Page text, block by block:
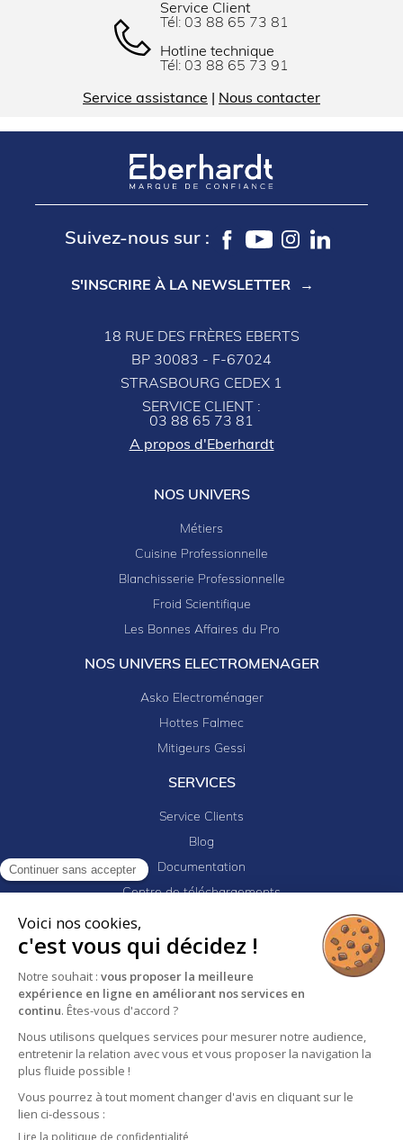
Continuer sans accepter
Voici nos cookies,
c'est vous qui décidez !
Notre souhait : vous proposer la meilleure
expérience en ligne en améliorant nos services en
continu. Êtes-vous d'accord ?
Nous utilisons quelques services pour mesurer notre audience,
entretenir la relation avec vous et vous proposer la navigation la
plus fluide possible !
Vous pourrez à tout moment changer d'avis en cliquant sur le
lien ci-dessous :
Lire la politique de confidentialité
Service Client
Tél: 03 88 65 73 81
Hotline technique
Tél: 03 88 65 73 91
Service assistance Nous contacter
Suivez-nous sur :
S'INSCRIRE À LA NEWSLETTER
18 RUE DES FRÈRES EBERTS
BP 30083 - F-67024
STRASBOURG CEDEX 1
SERVICE CLIENT :
03 88 65 73 81
A propos d'Eberhardt
NOS UNIVERS
Métiers
Cuisine Professionnelle
Blanchisserie Professionnelle
Froid Scientifique
Les Bonnes Affaires du Pro
NOS UNIVERS ELECTROMENAGER
Asko Electroménager
Hottes Falmec
Mitigeurs Gessi
SERVICES
Service Clients
Blog
Documentation
Centre de téléchargements
Newsletter
Mentions légales
Politique de confidentialité
Conditions générales de vente